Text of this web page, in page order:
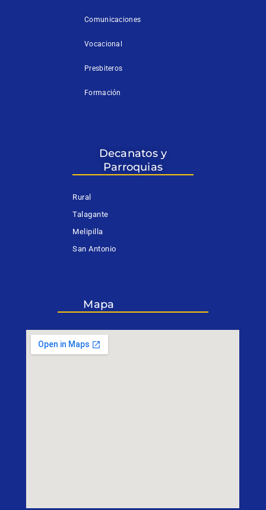
Comunicaciones
Vocacional
Presbiteros
Formación
Decanatos y
Parroquias
Rural
Talagante
Melipilla
San Antonio
Mapa